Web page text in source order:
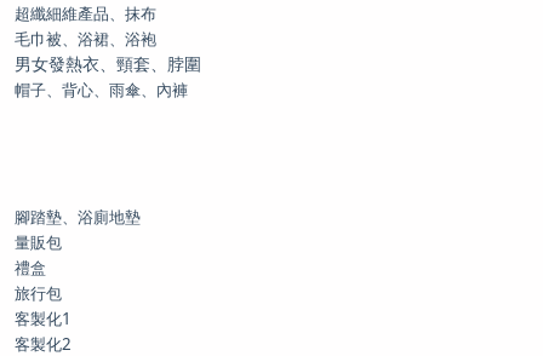
超纖細維產品、抹布
毛巾被、浴裙、浴袍
男女發熱衣、頸套、脖圍
帽子、背心、雨傘、內褲
腳踏墊、浴廁地墊
量販包
禮盒
旅行包
客製化1
客製化2